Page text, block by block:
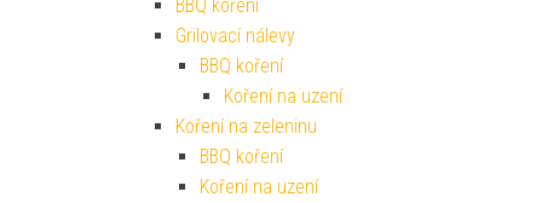
BBQ koření
Grilovací nálevy
BBQ koření
Koření na uzení
Koření na zeleninu
BBQ koření
Koření na uzení